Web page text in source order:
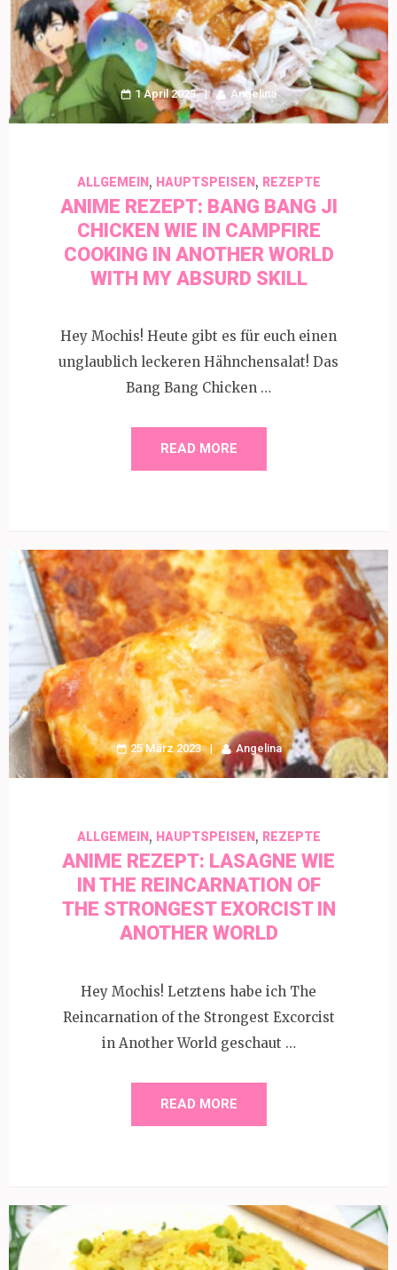
1 April 2023 Angelina
ALLGEMEIN, HAUPTSPEISEN, REZEPTE
ANIME REZEPT: BANG BANG JI
CHICKEN WIE IN CAMPFIRE
COOKING IN ANOTHER WORLD
WITH MY ABSURD SKILL
Hey Mochis! Heute gibt es für euch einen
unglaublich leckeren Hähnchensalat! Das
Bang Bang Chicken …
READ MORE
25 März 2023 Angelina
ALLGEMEIN, HAUPTSPEISEN, REZEPTE
ANIME REZEPT: LASAGNE WIE
IN THE REINCARNATION OF
THE STRONGEST EXORCIST IN
ANOTHER WORLD
Hey Mochis! Letztens habe ich The
Reincarnation of the Strongest Excorcist
in Another World geschaut …
READ MORE